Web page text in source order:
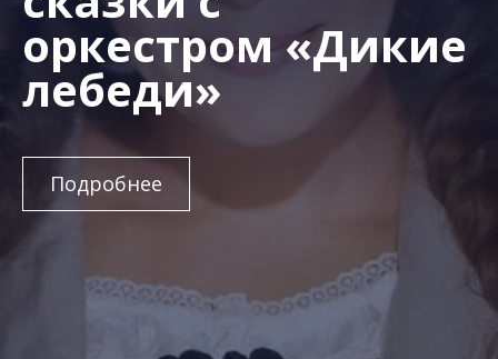
оркестром «Дикие
лебеди»
Подробнее